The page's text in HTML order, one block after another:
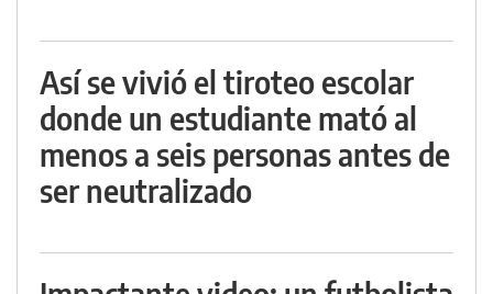
Así se vivió el tiroteo escolar
donde un estudiante mató al
menos a seis personas antes de
ser neutralizado